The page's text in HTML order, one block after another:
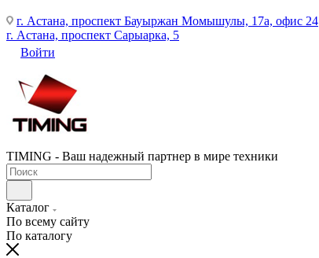
г. Астана, проспект Бауыржан Момышулы, 17а, офис 24
г. Астана, проспект Сарыарка, 5
Войти
TIMING - Ваш надежный партнер в мире техники
Каталог
По всему сайту
По каталогу